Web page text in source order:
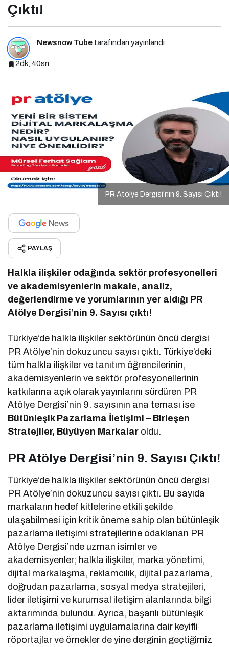
Çıktı!
Newsnow Tube tarafından yayınlandı
2dk, 40sn
PR Atölye Dergisi’nin 9. Sayısı Çıktı!
PAYLAŞ
Halkla ilişkiler odağında sektör profesyonelleri
ve akademisyenlerin makale, analiz,
değerlendirme ve yorumlarının yer aldığı PR
Atölye Dergisi’nin 9. Sayısı çıktı!
Türkiye’de halkla ilişkiler sektörünün öncü dergisi
PR Atölye’nin dokuzuncu sayısı çıktı. Türkiye’deki
tüm halkla ilişkiler ve tanıtım öğrencilerinin,
akademisyenlerin ve sektör profesyonellerinin
katkılarına açık olarak yayınlarını sürdüren PR
Atölye Dergisi’nin 9. sayısının ana teması ise
Bütünleşik Pazarlama İletişimi – Birleşen
Stratejiler, Büyüyen Markalar oldu.
PR Atölye Dergisi’nin 9. Sayısı Çıktı!
Türkiye’de halkla ilişkiler sektörünün öncü dergisi
PR Atölye’nin dokuzuncu sayısı çıktı. Bu sayıda
markaların hedef kitlelerine etkili şekilde
ulaşabilmesi için kritik öneme sahip olan bütünleşik
pazarlama iletişimi stratejilerine odaklanan PR
Atölye Dergisi’nde uzman isimler ve
akademisyenler; halkla ilişkiler, marka yönetimi,
dijital markalaşma, reklamcılık, dijital pazarlama,
doğrudan pazarlama, sosyal medya stratejileri,
lider iletişimi ve kurumsal iletişim alanlarında bilgi
aktarımında bulundu. Ayrıca, başarılı bütünleşik
pazarlama iletişimi uygulamalarına dair keyifli
röportajlar ve örnekler de yine derginin geçtiğimiz